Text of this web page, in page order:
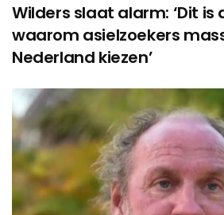
Wilders slaat alarm: ‘Dit is
waarom asielzoekers
Nederland kiezen’